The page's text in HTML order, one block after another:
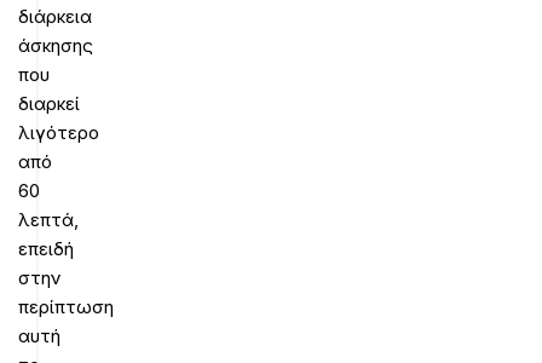
διάρκεια
άσκησης
που
διαρκεί
λιγότερο
από
60
λεπτά,
επειδή
στην
περίπτωση
αυτή